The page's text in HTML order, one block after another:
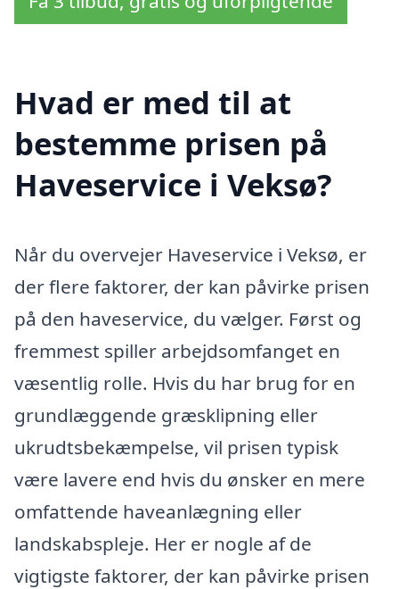
Hvad er med til at
bestemme prisen på
Haveservice i Veksø?
Når du overvejer Haveservice i Veksø, er
der flere faktorer, der kan påvirke prisen
på den haveservice, du vælger. Først og
fremmest spiller arbejdsomfanget en
væsentlig rolle. Hvis du har brug for en
grundlæggende græsklipning eller
ukrudtsbekæmpelse, vil prisen typisk
være lavere end hvis du ønsker en mere
omfattende haveanlægning eller
landskabspleje. Her er nogle af de
vigtigste faktorer, der kan påvirke prisen